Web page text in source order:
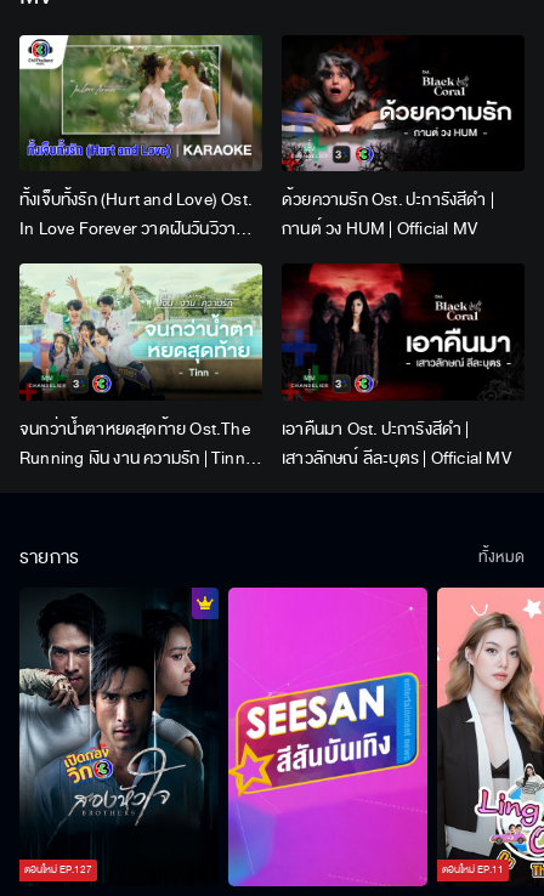
ทั้งเจ็บทั้งรัก (Hurt and Love) Ost.
In Love Forever วาดฝันวันวิวาห์ |
Lingling Kwong x Orm
Kornnaphat | Official Karaoke
ด้วยความรัก Ost. ปะการังสีดำ |
กานต์ วง HUM | Official MV
จนกว่าน้ำตาหยดสุดท้าย Ost.The
Running เงิน งาน ความรัก | Tinn |
เอาคืนมา Ost. ปะการังสีดำ |
เสาวลักษณ์ ลีละบุตร | Official MV
รายการ
ตอนใหม่EP.127 ตอนใหม่EP.11
ทั้งหมด